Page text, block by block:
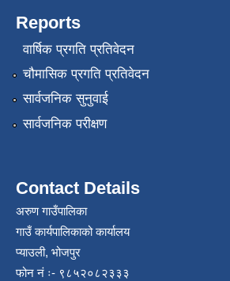
Reports
वार्षिक प्रगति प्रतिवेदन
चौमासिक प्रगति प्रतिवेदन
सार्वजनिक सुनुवाई
सार्वजनिक परीक्षण
Contact Details
अरुण गाउँपालिका
गाउँ कार्यपालिकाको कार्यालय
प्याउली, भोजपुर
फोन नं ः- ९८५२०८२३३३